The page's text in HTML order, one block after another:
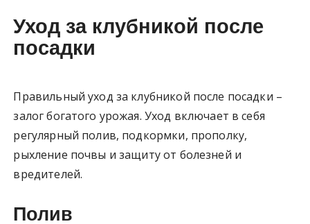
Уход за клубникой после
посадки
Правильный уход за клубникой после посадки –
залог богатого урожая. Уход включает в себя
регулярный полив, подкормки, прополку,
рыхление почвы и защиту от болезней и
вредителей.
Полив